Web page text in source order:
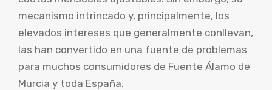
mecanismo intrincado y, principalmente, los
elevados intereses que generalmente conllevan,
las han convertido en una fuente de problemas
para muchos consumidores de Fuente Álamo de
Murcia y toda España.